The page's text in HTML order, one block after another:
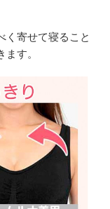
く寄せて寝ること
す。